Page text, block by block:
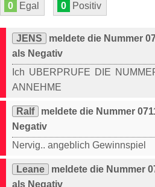
0 Egal 0 Positiv
JENS
meldete die Nummer
als Negativ
Ich UBERPRUFE DIE
ANNEHME
Ralf
meldete die Nummer
Negativ
Nervig.. angeblich Gewinnspiel
Leane
meldete die Nummer
als Negativ